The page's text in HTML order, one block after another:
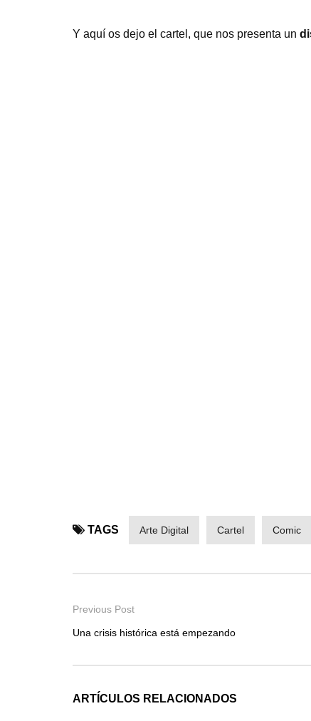
Y aquí os dejo el cartel, que nos presenta un
TAGS Arte Digital Cartel Comic
Previous Post
Una crisis histórica está empezando
ARTÍCULOS RELACIONADOS